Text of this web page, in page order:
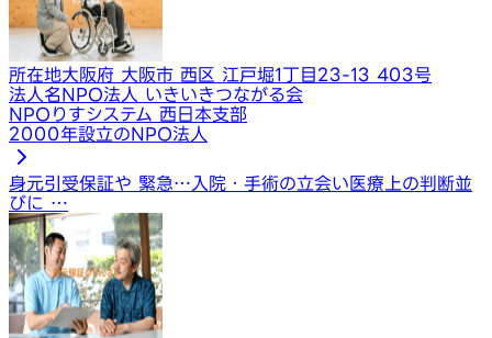
所在地大阪府 大阪市 西区 江戸堀1丁目23-13 403号
法人名NPO法人 いきいきつながる会
NPOりすシステム 西日本支部
2000年設立のNPO法人
身元引受保証や 緊急… 入院・手術の立会い医療上の判断並
びに …